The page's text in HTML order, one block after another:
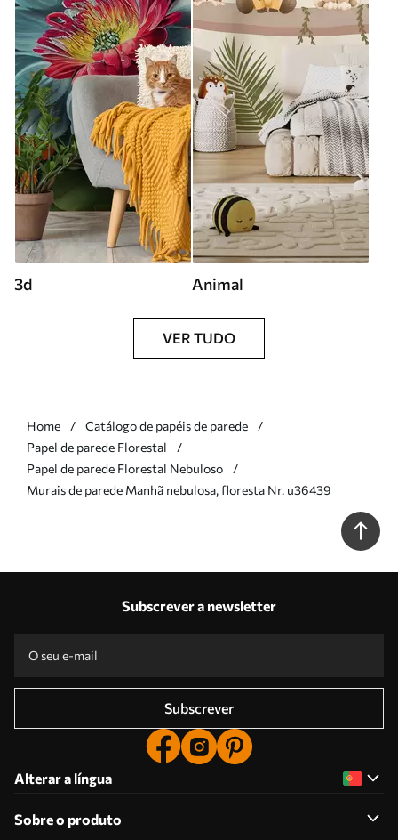
3d Animal
VER TUDO
Home
Catálogo de papéis de parede
Papel de parede Florestal
Papel de parede Florestal Nebuloso
Murais de parede Manhã nebulosa, floresta Nr. u36439
Subscrever a newsletter
Subscrever
Alterar a língua
Sobre o produto